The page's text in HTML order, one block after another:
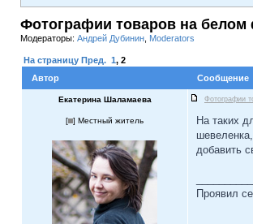
Фотографии товаров на белом
Модераторы: Андрей Дубинин Moderators
На страницу Пред. 1, 2
Автор
Сообщение
Екатерина Шаламаева Фотографии
[ ] Местный житель
На таких
добавить
Проявил